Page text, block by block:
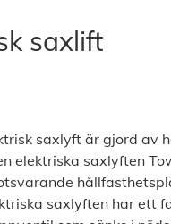
saxlift
saxlyft är gjord av
elektriska saxlyften
saxlyften har ett